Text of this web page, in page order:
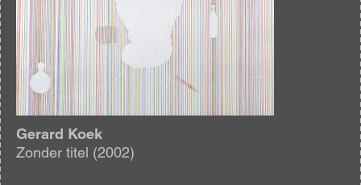
Gerard Koek
Zonder titel (2002)